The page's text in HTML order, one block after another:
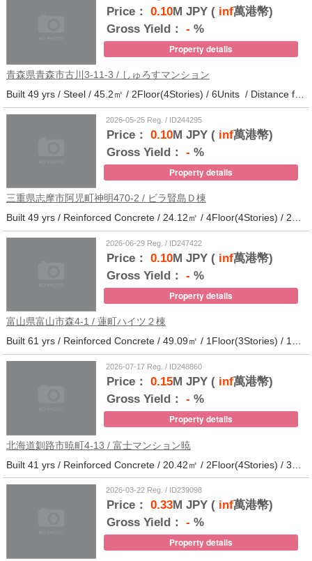
Price： 0.10M JPY (inf萬港幣)
Gross Yield： - %
Property details
青森県青森市古川3-11-3 / しゅろすマンション
Built 49 yrs / Steel / 45.2㎡ / 2Floor(4Stories) / 6Units / Distance from the station.11
2026-05-25 Reg. / ID244295
Price： 0.10M JPY (inf萬港幣)
Gross Yield： - %
Property details
三重県志摩市阿児町神明470-2 / ビラ賢島Ｄ棟
Built 49 yrs / Reinforced Concrete / 24.12㎡ / 4Floor(4Stories) / 25Units / Distance from the station.14
2026-06-29 Reg. / ID247422
Price： 0.10M JPY (inf萬港幣)
Gross Yield： - %
Property details
富山県富山市森4-1 / 蓮町ハイツ２棟
Built 61 yrs / Reinforced Concrete / 49.09㎡ / 1Floor(3Stories) / 12Units / Distance from the station.9
2026-07-17 Reg. / ID248860
Price： 0.15M JPY (inf萬港幣)
Gross Yield： - %
Property details
北海道釧路市暁町4-13 / 富士マンション暁
2026-03-22 Reg. / ID239098
Price： 0.33M JPY (inf萬港幣)
Gross Yield： - %
Property details